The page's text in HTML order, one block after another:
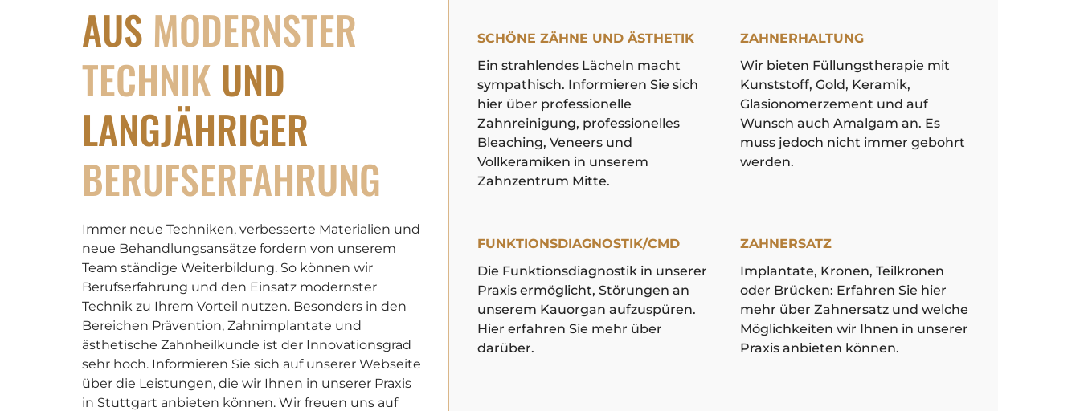
AUS MODERNSTER
TECHNIK UND
LANGJÄHRIGER
BERUFSERFAHRUNG
Immer neue Techniken, verbesserte Materialien und
neue Behandlungsansätze fordern von unserem
Team ständige Weiterbildung. So können wir
Berufserfahrung und den Einsatz modernster
Technik zu Ihrem Vorteil nutzen. Besonders in den
Bereichen Prävention, Zahnimplantate und
ästhetische Zahnheilkunde ist der Innovationsgrad
sehr hoch. Informieren Sie sich auf unserer Webseite
über die Leistungen, die wir Ihnen in unserer Praxis
in Stuttgart anbieten können. Wir freuen uns auf
SCHÖNE ZÄHNE UND ÄSTHETIK
Ein strahlendes Lächeln macht
sympathisch. Informieren Sie sich
hier über professionelle
Zahnreinigung, professionelles
Bleaching, Veneers und
Vollkeramiken in unserem
Zahnzentrum Mitte.
ZAHNERHALTUNG
Wir bieten Füllungstherapie mit
Kunststoff, Gold, Keramik,
Glasionomerzement und auf
Wunsch auch Amalgam an. Es
muss jedoch nicht immer gebohrt
werden.
FUNKTIONSDIAGNOSTIK/CMD
Die Funktionsdiagnostik in unserer
Praxis ermöglicht, Störungen an
unserem Kauorgan aufzuspüren.
Hier erfahren Sie mehr über
darüber.
ZAHNERSATZ
Implantate, Kronen, Teilkronen
oder Brücken: Erfahren Sie hier
mehr über Zahnersatz und welche
Möglichkeiten wir Ihnen in unserer
Praxis anbieten können.